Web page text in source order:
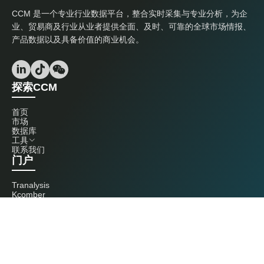
CCM 是一个专业行业数据平台，整合实时采集与专业分析，为企
业、贸易商及行业从业者提供全面、及时、可靠的全球市场情报、
产品数据以及具备价值的商业机会。
探索CCM
首页
市场
数据库
工具
联系我们
门户
Tranalysis
Kcomber